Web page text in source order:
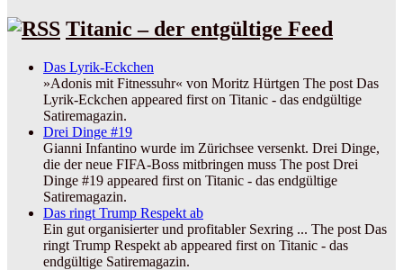
Titanic – der entgültige Feed
Das Lyrik-Eckchen
»Adonis mit Fitnessuhr« von Moritz Hürtgen The post Das
Lyrik-Eckchen appeared first on Titanic - das endgültige
Satiremagazin.
Drei Dinge #19
Gianni Infantino wurde im Zürichsee versenkt. Drei Dinge,
die der neue FIFA-Boss mitbringen muss The post Drei
Dinge #19 appeared first on Titanic - das endgültige
Satiremagazin.
Das ringt Trump Respekt ab
Ein gut organisierter und profitabler Sexring ... The post Das
ringt Trump Respekt ab appeared first on Titanic - das
endgültige Satiremagazin.